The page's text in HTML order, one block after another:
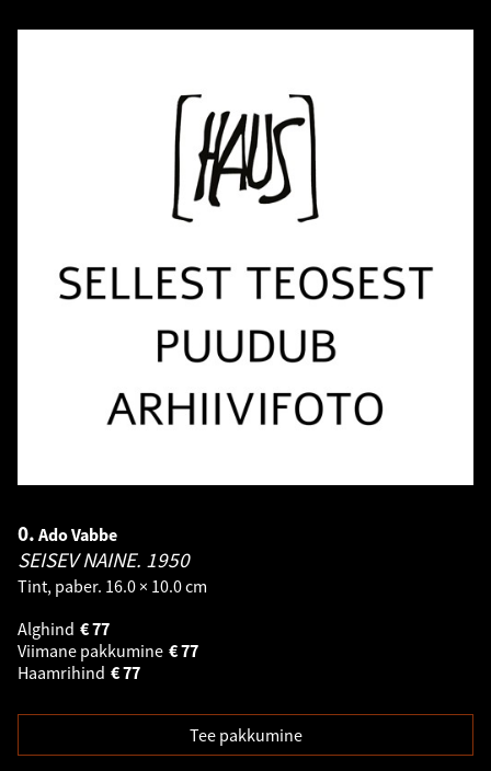
0. Ado Vabbe
SEISEV NAINE. 1950
Tint, paber. 16.0 × 10.0 cm
Alghind
77
€
Viimane pakkumine
77
€
Haamrihind
77
€
Tee pakkumine